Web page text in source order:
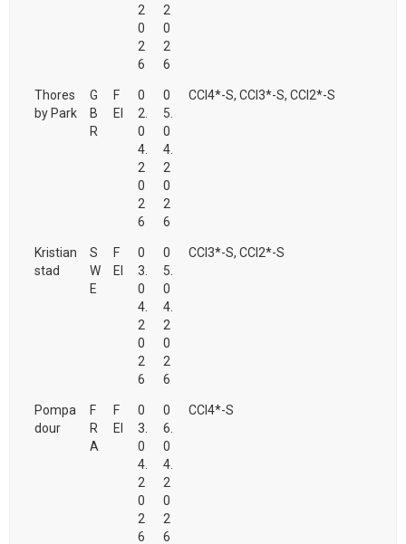
2
0
2
6
2
0
2
6
Thores
by Park
G
B
R
F
EI
0
2.
0
4.
2
0
2
6
0
5.
0
4.
2
0
2
6
CCI4*-S, CCI3*-S, CCI2*-S
Kristian
stad
S
W
E
F
EI
0
3.
0
4.
2
0
2
6
0
5.
0
4.
2
0
2
6
CCI3*-S, CCI2*-S
Pompa
dour
F
R
A
F
EI
0
3.
0
4.
2
0
2
6
0
6.
0
4.
2
0
2
6
CCI4*-S